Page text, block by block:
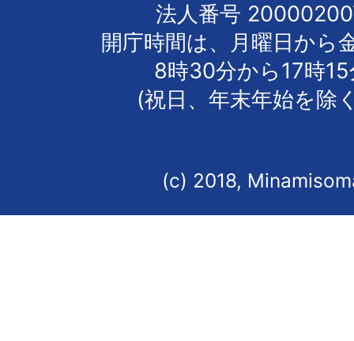
法人番号
開庁時間は、月曜日から
8時30分から17時
(祝日、年末年始を除
(c) 2018,